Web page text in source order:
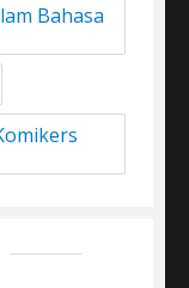
Bahasa